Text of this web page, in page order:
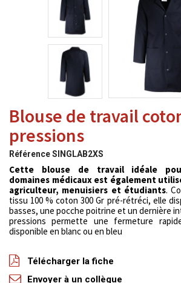
Blouse de travail
pressions
RéférenceSINGLAB2XS
Cette blouse de travail idéale
domaines médicaux est également
agriculteur, menuisiers et étudiants.
tissu 100 % coton 300 Gr pré-rétréci, elle
basses, une pocche poitrine et un dernière
pressions permette une fermeture
disponible en blanc ou en bleu
Télécharger la fiche
Envoyer à un collègue